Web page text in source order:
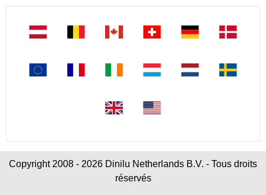
Copyright 2008 - 2026 Dinilu Netherlands B.V. - Tous droits
réservés